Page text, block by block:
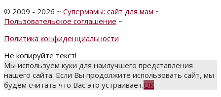
© 2009 - 2026 ~ Супермамы: сайт для мам ~
Пользовательское соглашение ~
Политика конфиденциальности
Не копируйте текст!
Мы используем куки для наилучшего представления
нашего сайта. Если Вы продолжите использовать сайт, мы
будем считать что Вас это устраивает.ОК